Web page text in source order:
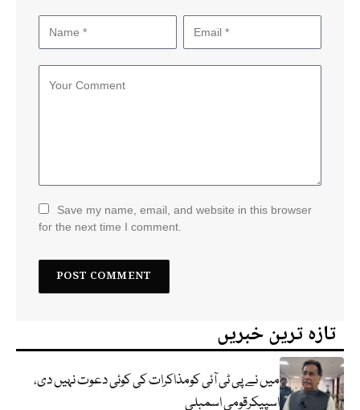
Save my name, email, and website in this browser
for the next time I comment.
تازہ ترین خبریں
میں نے پی ٹی آئی کومذاکرات کی کوئی دعوت نہیں دی،
اسپیکرقومی اسمبلی